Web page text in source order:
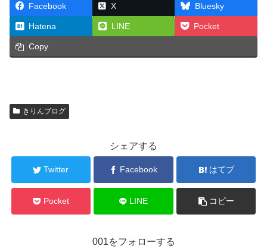
Facebook X Bluesky
Hatena LINE Pocket
Copy
きりんブログ
シェアする
Twitter Facebook はてブ
Pocket LINE コピー
001をフォローする